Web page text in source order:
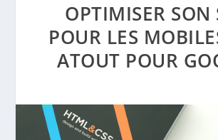
OPTIMISER SON
POUR LES
ATOUT POUR